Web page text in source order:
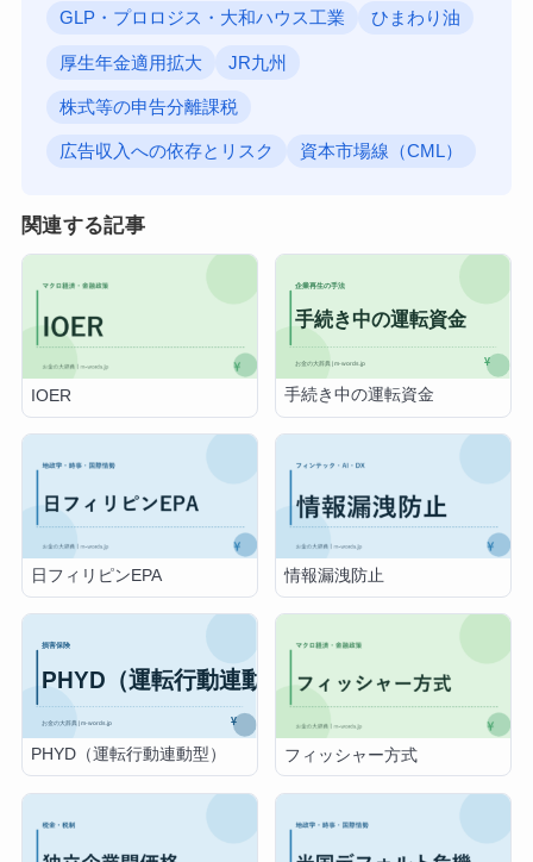
GLP・プロロジス・大和ハウス工業 ひまわり油
厚生年金適用拡大 JR九州
株式等の申告分離課税
広告収入への依存とリスク 資本市場線（CML）
関連する記事
IOER 手続き中の運転資金
日フィリピンEPA 情報漏洩防止
PHYD（運転行動連動型） フィッシャー方式